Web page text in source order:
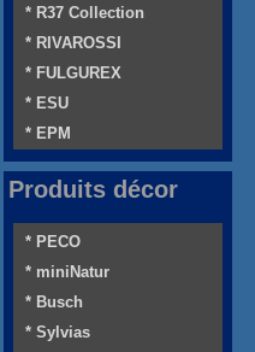
* R37 Collection
* RIVAROSSI
* FULGUREX
* ESU
* EPM
Produits décor
* PECO
* miniNatur
* Busch
* Sylvias